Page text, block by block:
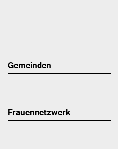
Gemeinden
Frauennetzwerk